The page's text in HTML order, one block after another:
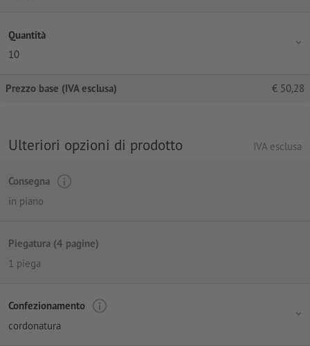
Quantità
10
Prezzo base (IVA esclusa) € 50,28
Ulteriori opzioni di prodotto IVA esclusa
Consegna
in piano
Piegatura (4 pagine)
1 piega
Confezionamento
cordonatura